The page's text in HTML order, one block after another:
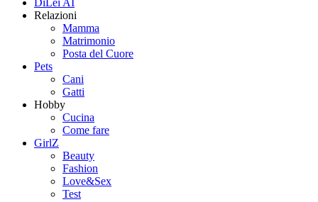
Relazioni
Mamma
Matrimonio
Posta del Cuore
Pets
Cani
Gatti
Hobby
Cucina
Come fare
GirlZ
Beauty
Fashion
Love&Sex
Test